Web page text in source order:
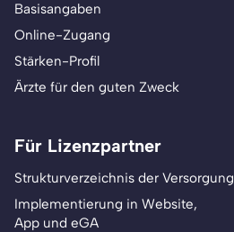
Basisangaben
Online-Zugang
Stärken-Profil
Ärzte für den guten Zweck
Für Lizenzpartner
Strukturverzeichnis der Versorgung
Implementierung in Website,
App und eGA